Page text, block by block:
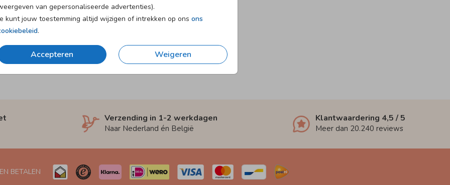
van gepersonaliseerde advertenties).
kunt jouw toestemming altijd wijzigen of intrekken op ons ons
.
Accepteren Weigeren
Verzending in 1-2 werkdagen
Naar Nederland én België
Klantwaardering 4,5 / 5
Meer dan 20.240 reviews
BETALEN